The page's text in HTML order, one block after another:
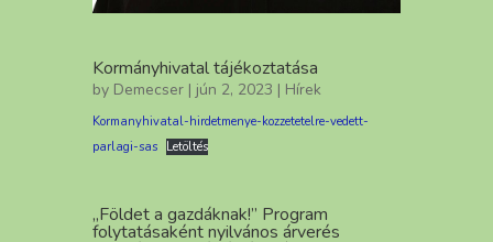
Kormányhivatal tájékoztatása
by Demecser | jún 2, 2023 | Hírek
Kormanyhivatal-hirdetmenye-kozzetetelre-vedett-
parlagi-sas Letöltés
„Földet a gazdáknak!” Program
folytatásaként nyilvános árverés